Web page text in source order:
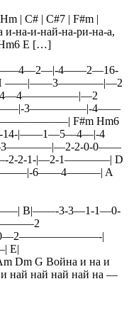
| C# | C#7 | F#m |
на-и-най-на-ри-на-а,
E […]
|———4—2—|-4——2—16-
H ——|——3————|—2
3—————|-4——
F#m Hm6
14-|——1—5—4—|-4
2-0-0——
2-1-|—2-1————| D
6——4———| A
B|——-3-3—1-1—0-
|
E|
G Война и на и
най най най най на —